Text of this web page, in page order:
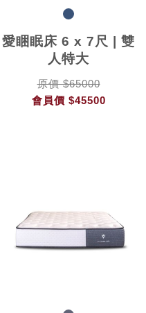
愛睏眠床 6 x 7尺 | 雙
人特大
原價 $65000
會員價 $45500